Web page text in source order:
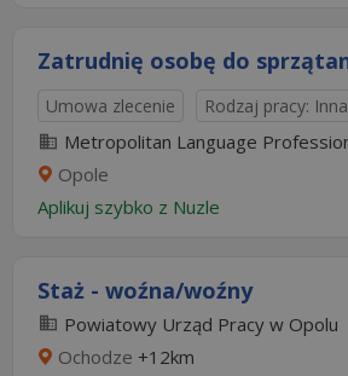
Zatrudnię osobę do
Umowa zlecenie Rodzaj pracy: Inna
Metropolitan Language
Opole
Aplikuj szybko z Nuzle
Staż - woźna/woźny
Powiatowy Urząd Pracy w Opolu
Ochodze +12km